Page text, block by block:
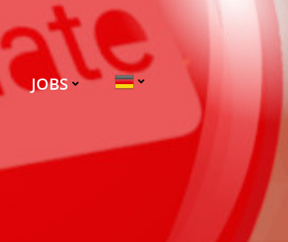
JOBS